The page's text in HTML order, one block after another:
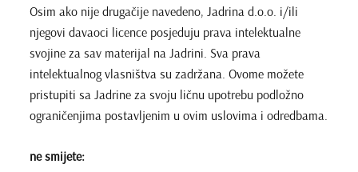
Osim ako nije drugačije navedeno, Jadrina d.o.o. i/ili
njegovi davaoci licence posjeduju prava intelektualne
svojine za sav materijal na Jadrini. Sva prava
intelektualnog vlasništva su zadržana. Ovome možete
pristupiti sa Jadrine za svoju ličnu upotrebu podložno
ograničenjima postavljenim u ovim uslovima i odredbama.
ne smijete: